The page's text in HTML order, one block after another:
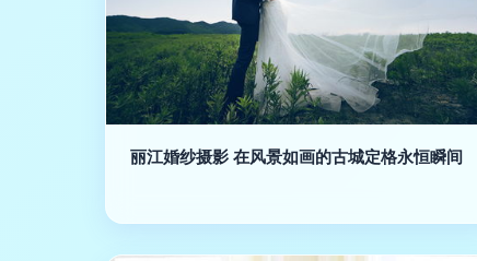
丽江婚纱摄影 在风景如画的古城定格永恒瞬间